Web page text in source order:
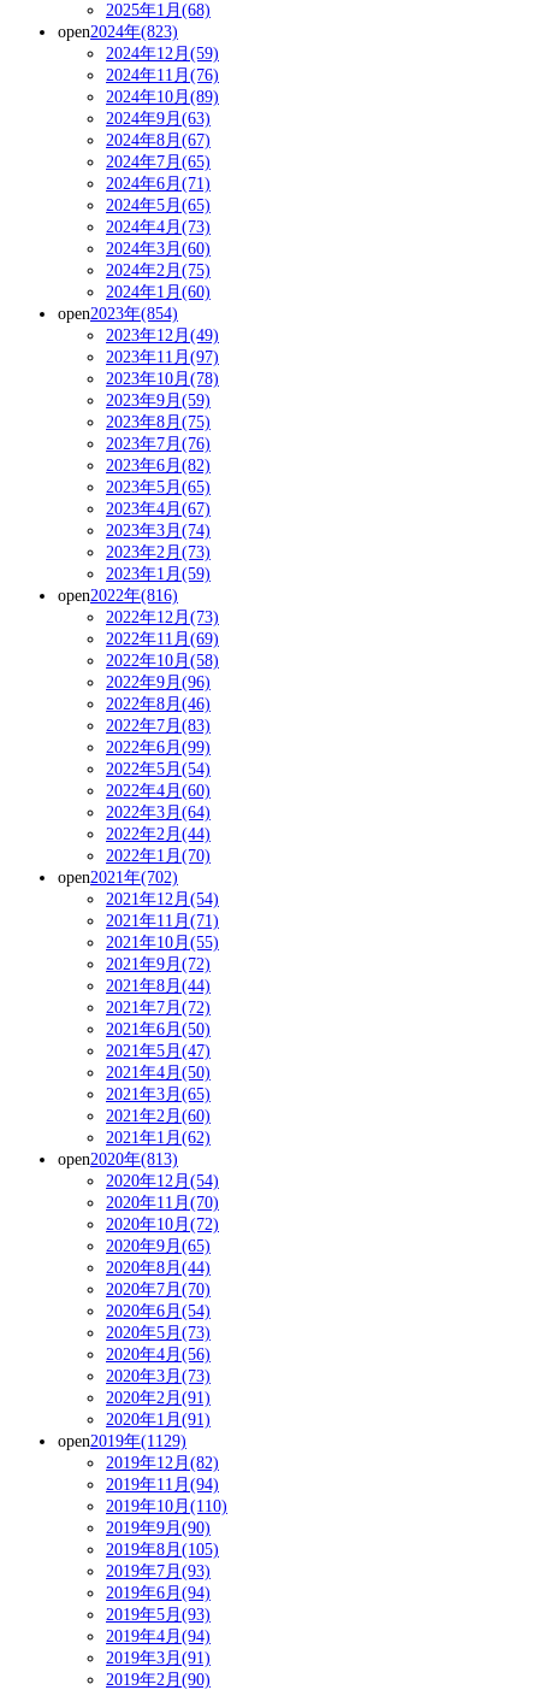
2025年1月(68)
open2024年(823)
2024年12月(59)
2024年11月(76)
2024年10月(89)
2024年9月(63)
2024年8月(67)
2024年7月(65)
2024年6月(71)
2024年5月(65)
2024年4月(73)
2024年3月(60)
2024年2月(75)
2024年1月(60)
open2023年(854)
2023年12月(49)
2023年11月(97)
2023年10月(78)
2023年9月(59)
2023年8月(75)
2023年7月(76)
2023年6月(82)
2023年5月(65)
2023年4月(67)
2023年3月(74)
2023年2月(73)
2023年1月(59)
open2022年(816)
2022年12月(73)
2022年11月(69)
2022年10月(58)
2022年9月(96)
2022年8月(46)
2022年7月(83)
2022年6月(99)
2022年5月(54)
2022年4月(60)
2022年3月(64)
2022年2月(44)
2022年1月(70)
open2021年(702)
2021年12月(54)
2021年11月(71)
2021年10月(55)
2021年9月(72)
2021年8月(44)
2021年7月(72)
2021年6月(50)
2021年5月(47)
2021年4月(50)
2021年3月(65)
2021年2月(60)
2021年1月(62)
open2020年(813)
2020年12月(54)
2020年11月(70)
2020年10月(72)
2020年9月(65)
2020年8月(44)
2020年7月(70)
2020年6月(54)
2020年5月(73)
2020年4月(56)
2020年3月(73)
2020年2月(91)
2020年1月(91)
open2019年(1129)
2019年12月(82)
2019年11月(94)
2019年10月(110)
2019年9月(90)
2019年8月(105)
2019年7月(93)
2019年6月(94)
2019年5月(93)
2019年4月(94)
2019年3月(91)
2019年2月(90)